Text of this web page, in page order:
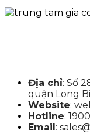
Địa chỉ: Số
quận Long
Website:
Hotline:
Email :